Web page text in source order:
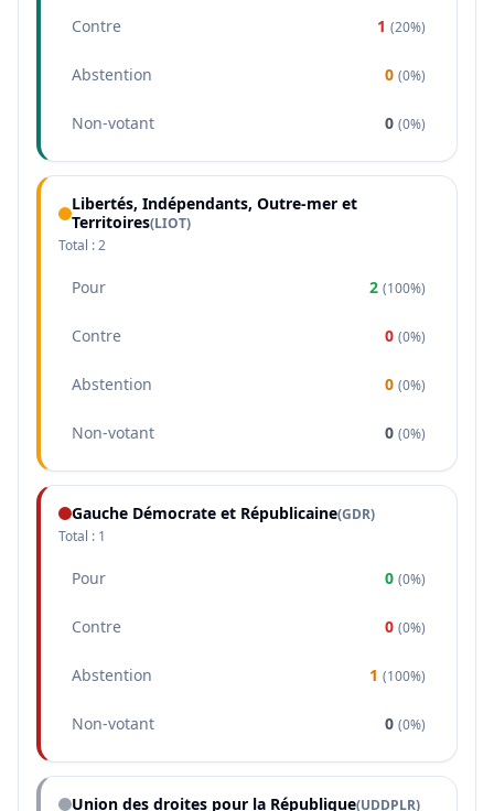
Contre 1 (20%)
Abstention 0 (0%)
Non-votant 0 (0%)
Libertés, Indépendants, Outre-mer et
Territoires(LIOT)
Total :2
Pour 2 (100%)
Contre 0 (0%)
Abstention 0 (0%)
Non-votant 0 (0%)
Gauche Démocrate et Républicaine(GDR)
Total : 1
Pour 0 (0%)
Contre 0 (0%)
Abstention 1 (100%)
Non-votant 0 (0%)
Union des droites pour la République(UDDPLR)